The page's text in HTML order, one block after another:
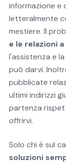
informazione e
letteralmente
mestiere. Il
e le relazioni
l'assistenza e
può darvi.
pubblicate
ultimi indirizzi
partenza
offrirvi.
Solo chi è sul
soluzioni